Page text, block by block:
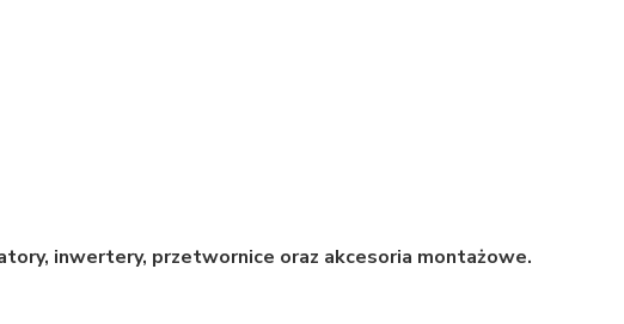
inwertery, przetwornice oraz akcesoria montażowe.